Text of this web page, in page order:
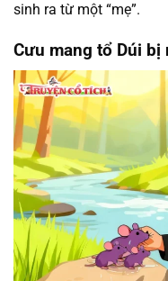
sinh ra từ một “mẹ”.
Cưu mang tổ Dúi bị